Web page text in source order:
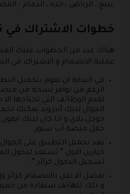
،ينبع ، الرياض ، جده ، الدمام ،
خطوات الاشتراك في
هناك عدد من الخطوات عليك
عملية الانضمام و الاشتراك في
في البداية ان تقوم بتحميل
الرغم من توافر نسخة من منصة
تقدم الوظائف التي تحتاجها الا
الجوال لديك أندرويد يمكنك
جوجل بلاي و اذا كان لديك
خلال منصة آب ستور .
بعد تحميل التطبيق على
خيارين الاول ” تستعد لدخول
تسجيل الدخول كزائر ” .
يفضل الا تقل بالانضمام كزائر
و ذلك للهاتف ستفادة من